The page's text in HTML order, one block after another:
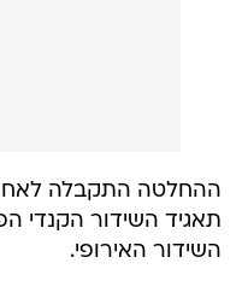
ההחלטה התקבלה
תאגיד השידור הקנדי
השידור האירופי.